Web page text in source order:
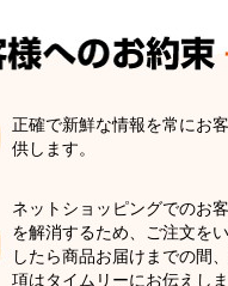
正確で新鮮な情報を常にお
供します。
ネットショッピングでのお
を解消するため、ご注文を
したら商品お届けまでの間
項はタイムリーにお伝えしま